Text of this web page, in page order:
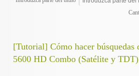
[Tutorial] Cómo hacer búsquedas
5600 HD Combo (Satélite y TDT)